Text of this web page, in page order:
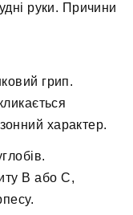
руки. Причини
грип.
характер.
B або C,